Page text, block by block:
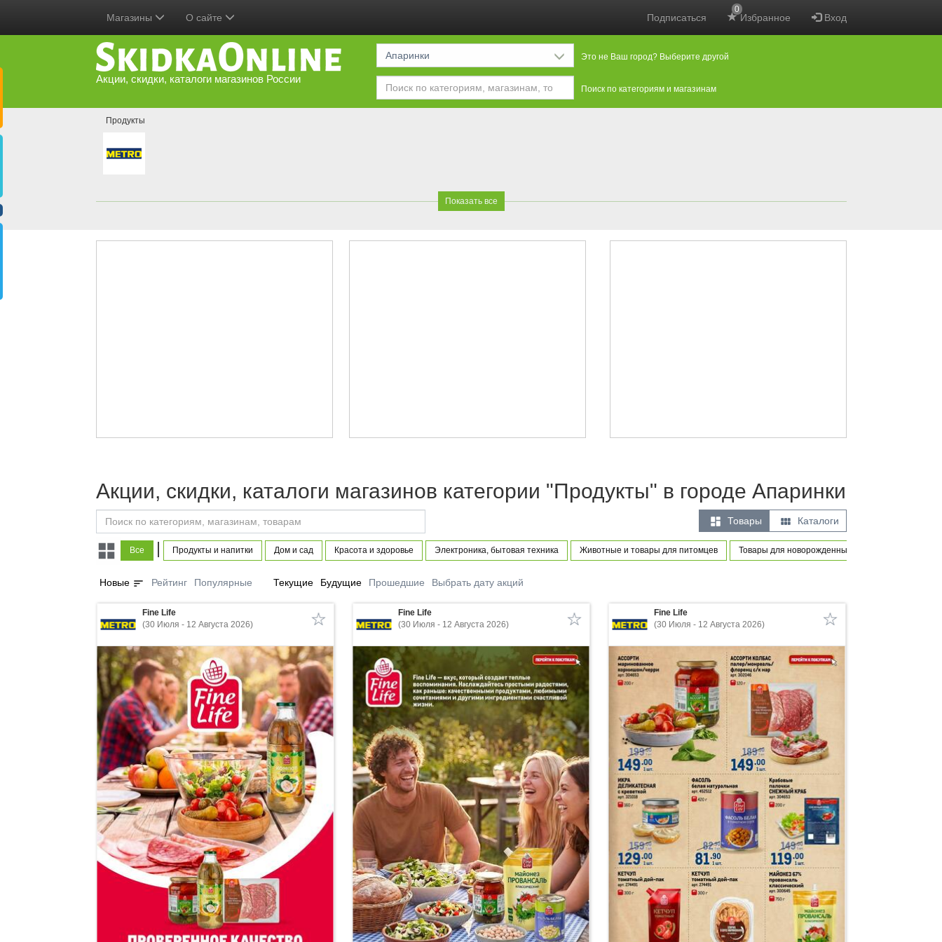
Подписаться Избранное
0
Вход
Магазины О сайте
Акции, скидки, каталоги магазинов России
Апаринки Это не Ваш город? Выберите другой
Поиск по категориям и магазинам
Продукты
Показать все
Акции, скидки, каталоги магазинов категории "Продукты" в городе Апаринки
 Товары  Каталоги
Все | Продукты и напитки Дом и сад Красота и здоровье Электроника, бытовая техника Животные и товары для питомцев Товары для новорожденных и маленьких детей
Новые sort Рейтинг Популярные Текущие Будущие Прошедшие Выбрать дату акций
Fine Life
(30 Июля - 12 Августа 2026)
Fine Life
(30 Июля - 12 Августа 2026)
Fine Life
(30 Июля - 12 Августа 2026)